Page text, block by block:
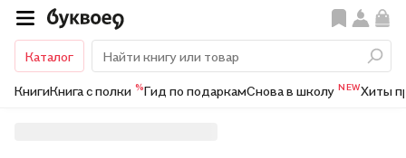
Каталог
КнигиКнига с полки %Гид по подаркамСнова в школу NEWХиты